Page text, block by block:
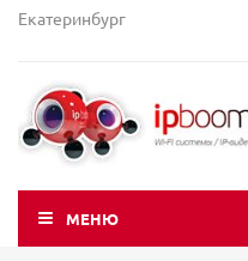
Екатеринбург
МЕНЮ